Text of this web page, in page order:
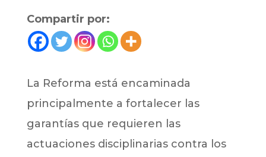
Compartir por:
La Reforma está encaminada
principalmente a fortalecer las
garantías que requieren las
actuaciones disciplinarias contra los